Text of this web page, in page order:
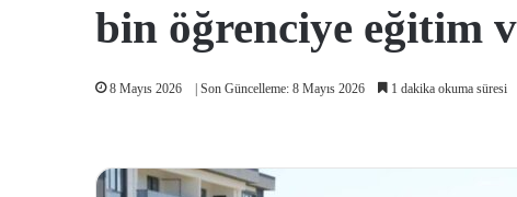
bin öğrenciye eğitim
8 Mayıs 2026 | Son Güncelleme: 8 Mayıs 2026 1 dakika okuma süresi